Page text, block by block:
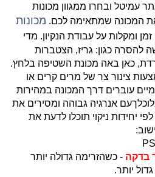
עמיטל ובחרו ממגוון מכונות
המכונה שמתאימה לכם. מכונות
ומקלות על עבודת הנקיון. מדי
להסרה כגון: גריז, הצטברות
כאן באה מכונת השטיפה בלחץ.
צינור צר של מרים קרים או
עוברים דרך המכונה במהירות
אנרגיה גבוהה ומסירים את
יחידות ניקוי תוכלו לדעת את
בדקה - כשהזרימה גדולה יותר
יותר.